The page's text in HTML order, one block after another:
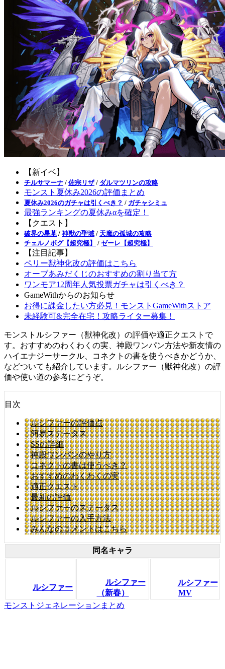
【新イベ】
チルサマーナ / 佐宗リザ/ ダルマツリンの攻略
モンスト夏休み2026の評価まとめ
夏休み2026のガチャは引くべき？ / ガチャシミュ
最強ランキングの夏休みαを確定！
【クエスト】
破界の星墓 / 神獣の聖域 / 天魔の孤城の攻略
チェルノボグ【超究極】
/ ゼーレ【超究極】
【注目記事】
ペリー獣神化改の評価はこちら
オーブあみだくじのおすすめの割り当て方
ワンモア12周年人気投票ガチャは引くべき？
GameWithからのお知らせ
お得に課金したい方必見！モンストGameWithストア
未経験可&完全在宅！攻略ライター募集！
モンストルシファー（獣神化改）の評価や適正クエストで
す。おすすめのわくわくの実、神殿ワンパン方法や新友情の
ハイエナジーサークル、コネクトの書を使うべきかどうか、
などついても紹介しています。ルシファー（獣神化改）の評
価や使い道の参考にどうぞ。
目次
ルシファーの評価点
簡易ステータス
SSの詳細
神殿ワンパンのやり方
コネクトの書は使うべき？
おすすめのわくわくの実
適正クエスト
最新の評価
ルシファーのステータス
ルシファーの入手方法
みんなのコメントはこちら
同名キャラ
ルシファー
ルシファー
（新春）
ルシファー
MV
モンストジェネレーションまとめ